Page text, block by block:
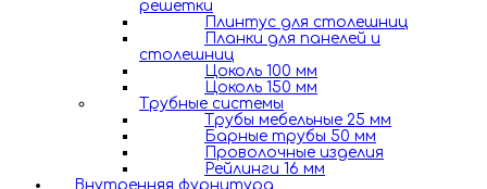
решетки
Плинтус для столешниц
Планки для панелей и
столешниц
Цоколь 100 мм
Цоколь 150 мм
Трубные системы
Трубы мебельные 25 мм
Барные трубы 50 мм
Проволочные изделия
Рейлинги 16 мм
Внутренняя фурнитура